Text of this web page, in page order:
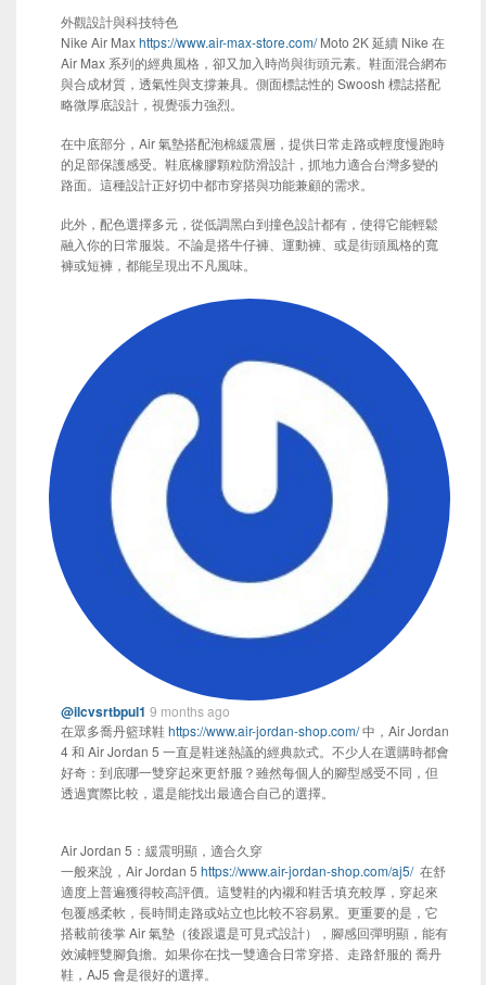
外觀設計與科技特色
Nike Air Maxhttps://www.air-max-store.com/Moto 2K 延續 Nike 在
Air Max 系列的經典風格，卻又加入時尚與街頭元素。鞋面混合網布
與合成材質，透氣性與支撐兼具。側面標誌性的 Swoosh 標誌搭配
略微厚底設計，視覺張力強烈。
在中底部分，Air 氣墊搭配泡棉緩震層，提供日常走路或輕度慢跑時
的足部保護感受。鞋底橡膠顆粒防滑設計，抓地力適合台灣多變的
路面。這種設計正好切中都市穿搭與功能兼顧的需求。
此外，配色選擇多元，從低調黑白到撞色設計都有，使得它能輕鬆
融入你的日常服裝。不論是搭牛仔褲、運動褲、或是街頭風格的寬
褲或短褲，都能呈現出不凡風味。
@ilcvsrtbpul1 9 months ago
在眾多​​喬丹籃球鞋https://www.air-jordan-shop.com/​​中，Air Jordan
4 和 Air Jordan 5 一直是鞋迷熱議的經典款式。不少人在選購時都會
好奇：到底哪一雙穿起來更舒服？雖然每個人的腳型感受不同，但
透過實際比較，還是能找出最適合自己的選擇。
Air Jordan 5：緩震明顯，適合久穿​​
一般來說，​​Air Jordan 5 https://www.air-jordan-shop.com/aj5/​​ 在舒
適度上普遍獲得較高評價。這雙鞋的內襯和鞋舌填充較厚，穿起來
包覆感柔軟，長時間走路或站立也比較不容易累。更重要的是，它
搭載前後掌 Air 氣墊（後跟還是可見式設計），腳感回彈明顯，能有
效減輕雙腳負擔。如果你在找一雙適合日常穿搭、走路舒服的 ​​喬丹
鞋​​，AJ5 會是很好的選擇。